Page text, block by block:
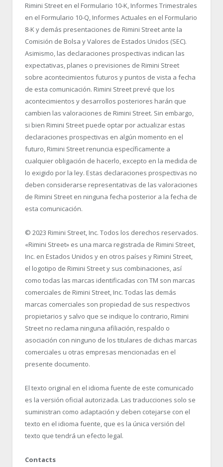
Rimini Street en el Formulario 10-K, Informes Trimestrales
en el Formulario 10-Q, Informes Actuales en el Formulario
8-K y demás presentaciones de Rimini Street ante la
Comisión de Bolsa y Valores de Estados Unidos (SEC).
Asimismo, las declaraciones prospectivas indican las
expectativas, planes o previsiones de Rimini Street
sobre acontecimientos futuros y puntos de vista a fecha
de esta comunicación. Rimini Street prevé que los
acontecimientos y desarrollos posteriores harán que
cambien las valoraciones de Rimini Street. Sin embargo,
si bien Rimini Street puede optar por actualizar estas
declaraciones prospectivas en algún momento en el
futuro, Rimini Street renuncia específicamente a
cualquier obligación de hacerlo, excepto en la medida de
lo exigido por la ley. Estas declaraciones prospectivas no
deben considerarse representativas de las valoraciones
de Rimini Street en ninguna fecha posterior a la fecha de
esta comunicación.
© 2023 Rimini Street, Inc. Todos los derechos reservados.
«Rimini Street» es una marca registrada de Rimini Street,
Inc. en Estados Unidos y en otros países y Rimini Street,
el logotipo de Rimini Street y sus combinaciones, así
como todas las marcas identificadas con TM son marcas
comerciales de Rimini Street, Inc. Todas las demás
marcas comerciales son propiedad de sus respectivos
propietarios y salvo que se indique lo contrario, Rimini
Street no reclama ninguna afiliación, respaldo o
asociación con ninguno de los titulares de dichas marcas
comerciales u otras empresas mencionadas en el
presente documento.
El texto original en el idioma fuente de este comunicado
es la versión oficial autorizada. Las traducciones solo se
suministran como adaptación y deben cotejarse con el
texto en el idioma fuente, que es la única versión del
texto que tendrá un efecto legal.
Contacts